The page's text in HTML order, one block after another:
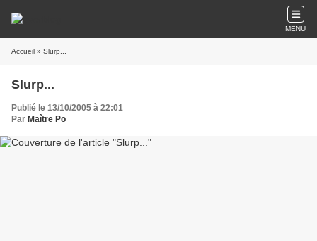
MENU
Accueil » Slurp...
Slurp...
Publié le 13/10/2005 à 22:01
Par Maître Po